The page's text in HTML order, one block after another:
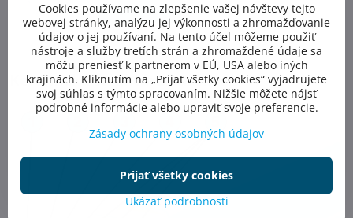
Keramická štruktúra bazéna:
Cookies používame na zlepšenie vašej návštevy tejto
webovej stránky, analýzu jej výkonnosti a zhromažďovanie
údajov o jej používaní. Na tento účel môžeme použiť
nástroje a služby tretích strán a zhromaždené údaje sa
môžu preniesť k partnerom v EÚ, USA alebo iných
krajinách. Kliknutím na „Prijať všetky cookies“ vyjadrujete
svoj súhlas s týmto spracovaním. Nižšie môžete nájsť
podrobné informácie alebo upraviť svoje preferencie.
Zásady ochrany osobných údajov
Ukázať podrobnosti
Prijať všetky cookies